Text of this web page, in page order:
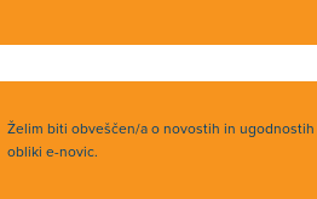
Želim biti obveščen/a o novostih in
obliki e-novic.